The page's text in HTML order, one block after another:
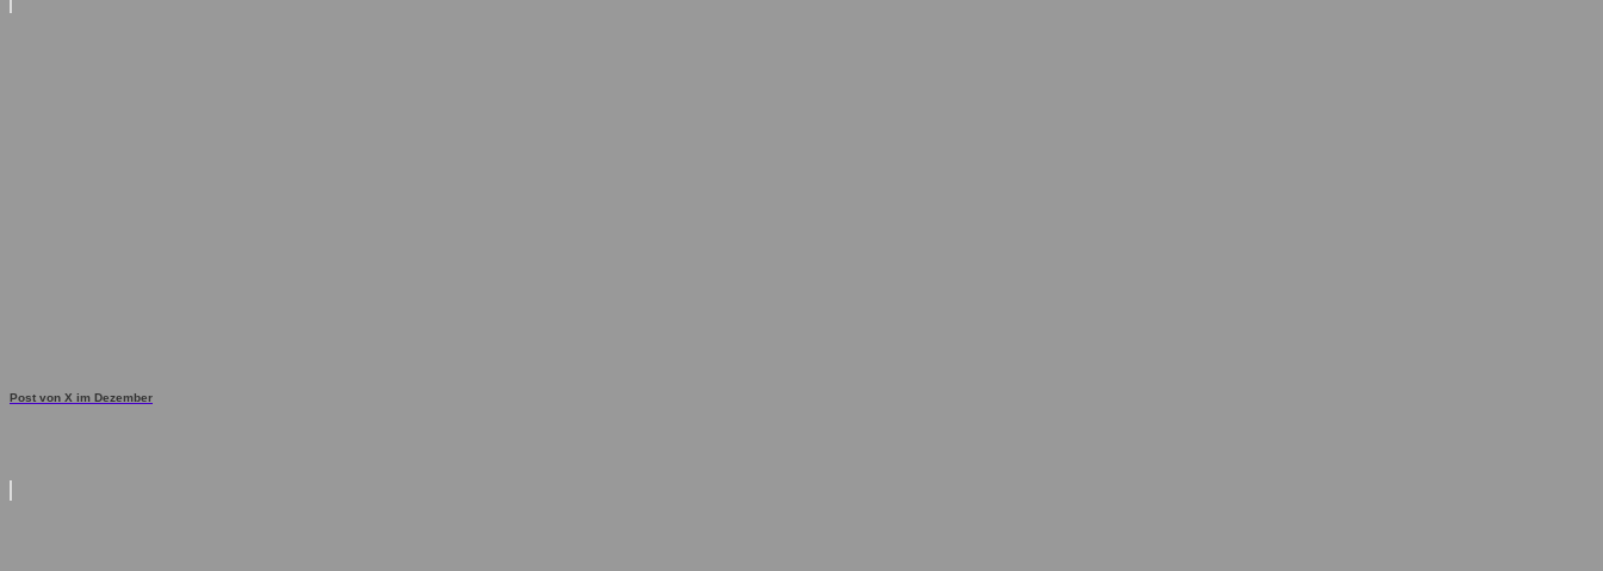
Post von X im Dezember